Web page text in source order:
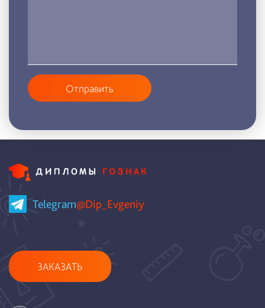
Отправить
Telegram@Dip_Evgeniy
ЗАКАЗАТЬ